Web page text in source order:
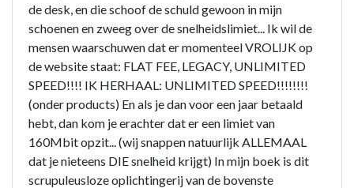
de desk, en die schoof de schuld gewoon in mijn
schoenen en zweeg over de snelheidslimiet... Ik wil de
mensen waarschuwen dat er momenteel VROLIJK op
de website staat: FLAT FEE, LEGACY, UNLIMITED
SPEED!!!! IK HERHAAL: UNLIMITED SPEED!!!!!!!!
(onder products) En als je dan voor een jaar betaald
hebt, dan kom je erachter dat er een limiet van
160Mbit opzit... (wij snappen natuurlijk ALLEMAAL
dat je nieteens DIE snelheid krijgt) In mijn boek is dit
scrupuleusloze oplichtingerij van de bovenste